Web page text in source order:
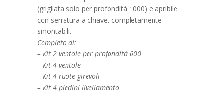
(grigliata solo per profondità 1000) e apribile
con serratura a chiave, completamente
smontabili.
Completo di:
– Kit 2 ventole per profondità 600
– Kit 4 ventole
– Kit 4 ruote girevoli
– Kit 4 piedini livellamento